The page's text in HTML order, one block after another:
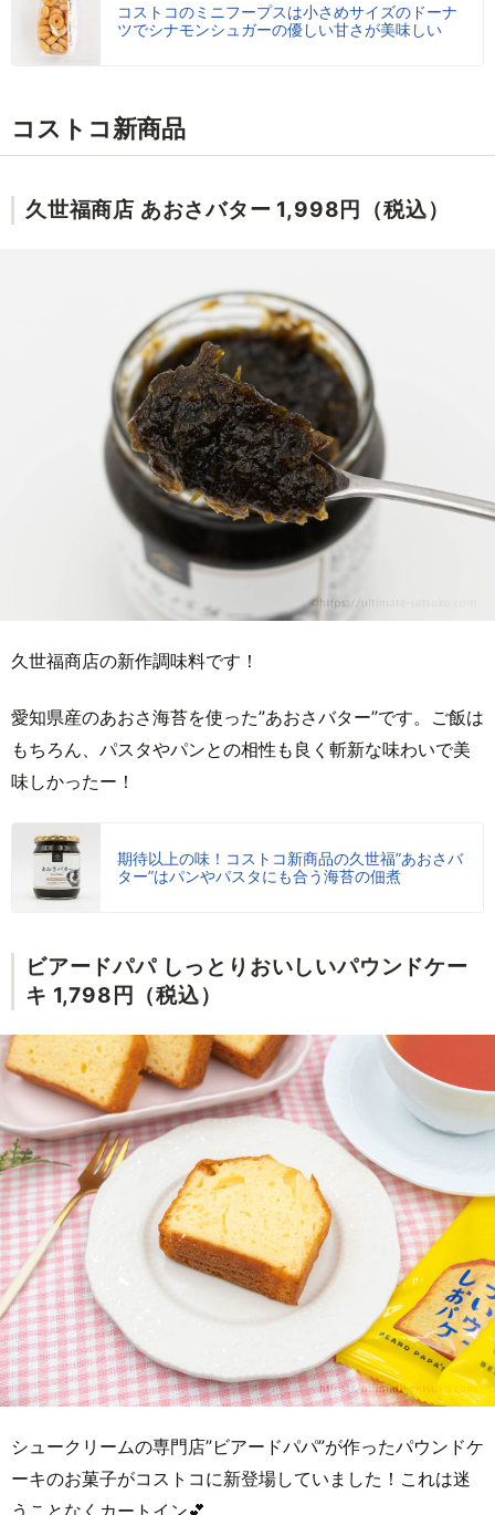
コストコのミニフープスは小さめサイズのドーナ
ツでシナモンシュガーの優しい甘さが美味しい
コストコ新商品
久世福商店 あおさバター 1,998円（税込）
久世福商店の新作調味料です！
愛知県産のあおさ海苔を使った”あおさバター”です。ご飯は
もちろん、パスタやパンとの相性も良く斬新な味わいで美
味しかったー！
期待以上の味！コストコ新商品の久世福”あおさバ
ター”はパンやパスタにも合う海苔の佃煮
ビアードパパ しっとりおいしいパウンドケー
キ 1,798円（税込）
シュークリームの専門店”ビアードパパ”が作ったパウンドケ
ーキのお菓子がコストコに新登場していました！これは迷
うことなくカートイン💕